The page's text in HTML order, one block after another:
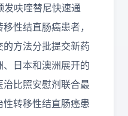
呋喹替尼快速通
性结直肠癌患者，
方法分批提交新药
日本和澳洲展开的
比照安慰剂联合最
转移性结直肠癌患